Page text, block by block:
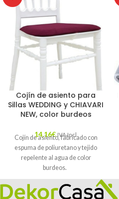
Cojín de asiento para
Sillas WEDDING y CHIAVARI
NEW, color burdeos
14,16€ IVA Incl.
Cojín de asiento, fabricado con
espuma de poliuretano y tejido
repelente al agua de color
burdeos.